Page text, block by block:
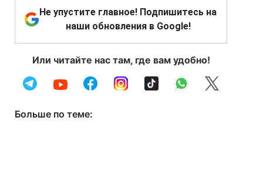
Не упустите главное! Подпишитесь на
наши обновления в Google!
Или читайте нас там, где вам удобно!
Больше по теме: